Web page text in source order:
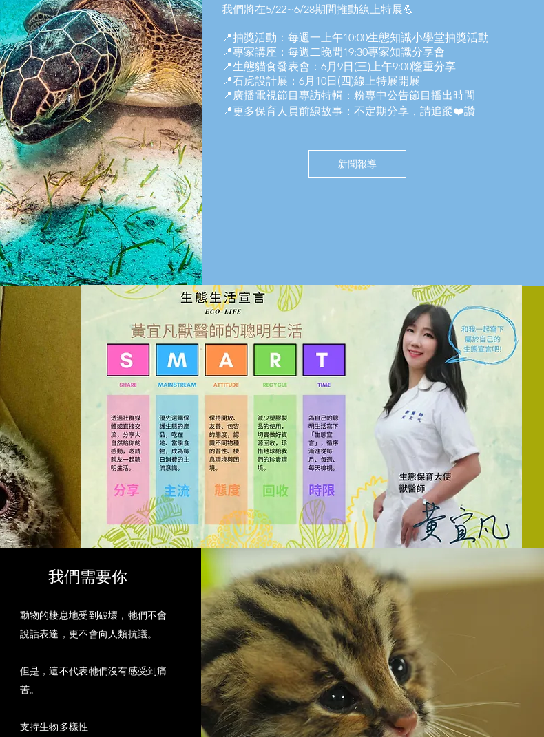
我們將在5/22~6/28期間推動線上特展💪
📍抽獎活動：每週一上午10:00生態知識小學堂抽獎活動
📍專家講座：每週二晚間19:30專家知識分享會
📍生態貓食發表會：6月9日(三)上午9:00隆重分享
📍石虎設計展：6月10日(四)線上特展開展
📍廣播電視節目專訪特輯：粉專中公告節目播出時間
📍更多保育人員前線故事：不定期分享，請追蹤❤️讚
新聞報導
生態生活宣言
ECO-LIFE
◎吃在地、當季食物
◎購買友善生態產品
◎分享自然生態體驗
◎認識多樣物種特性
◎為宣言設實踐期限
我們需要你
動物的棲息地受到破壞，牠們不會
說話表達，更不會向人類抗議。
但是，這不代表牠們沒有感受到痛
苦。
支持生物多樣性